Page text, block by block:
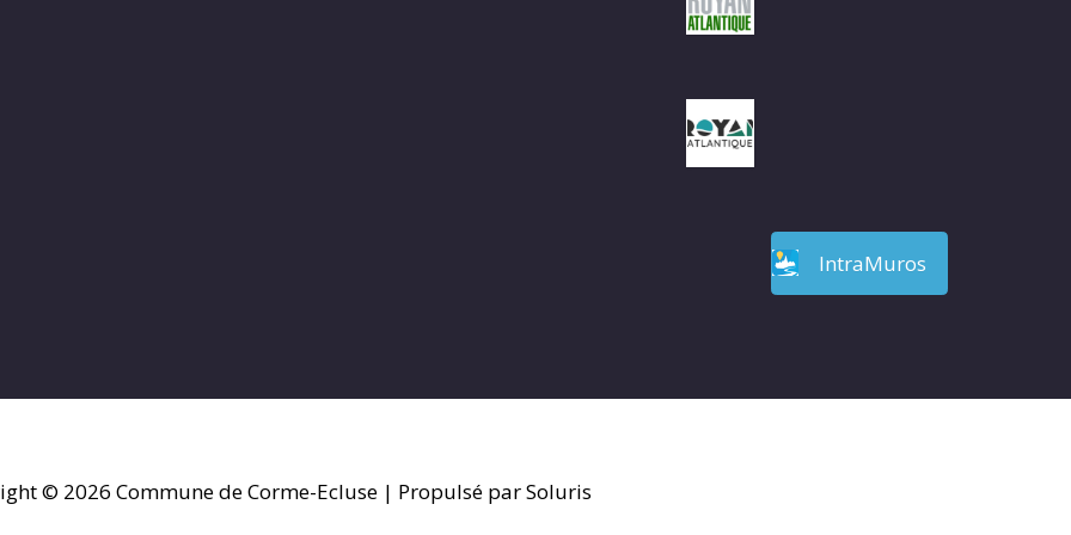
IntraMuros
© 2026 Commune de Corme-Ecluse | Propulsé par Soluris